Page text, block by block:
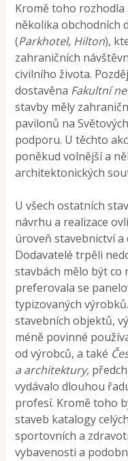
Kromě toho rozhodla
několika obchodních
(Parkhotel, Hilton),
zahraničních
civilního života.
dostavěna Fakultní
stavby měly
pavilonů na
podporu. U těchto
poněkud volnější a
architektonických
U všech ostatních
návrhu a realizace
úroveň stavebnictví
Dodavatelé trpěli
stavbách mělo být co
preferovala se
typizovaných
stavebních objektů,
méně povinné
od výrobců, a také
a architektury,
vydávalo dlouhou
profesí. Kromě toho
staveb katalogy
sportovních a
vybavenosti a